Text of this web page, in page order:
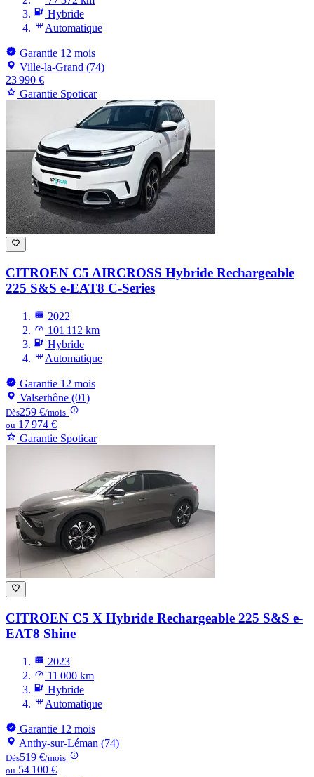
Hybride
Automatique
Garantie 12 mois
Ville-la-Grand (74)
23 990 €
Garantie Spoticar
CITROEN C5 AIRCROSS Hybride Rechargeable
225 S&S e-EAT8 C-Series
2022
101 112 km
Hybride
Automatique
Garantie 12 mois
Valserhône (01)
Dès259 €/mois
ou 17 974 €
Garantie Spoticar
CITROEN C5 X Hybride Rechargeable 225 S&S e-
EAT8 Shine
2023
11 000 km
Hybride
Automatique
Garantie 12 mois
Anthy-sur-Léman (74)
Dès519 €/mois
ou 54 100 €